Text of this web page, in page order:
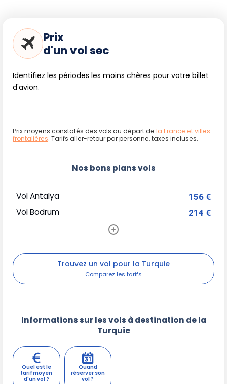
Prix
d'un vol sec
Identifiez les périodes les moins chères pour votre billet
d'avion.
Prix moyens constatés des vols au départ de la France et villes
frontalières. Tarifs aller-retour par personne, taxes incluses.
Nos bons plans vols
Vol Antalya 156 €
Vol Bodrum 214 €
Trouvez un vol pour la Turquie
Informations sur les vols à destination de la
Turquie
Quel est le
tarif moyen
d'un vol ?
Quand
réserver son
vol ?